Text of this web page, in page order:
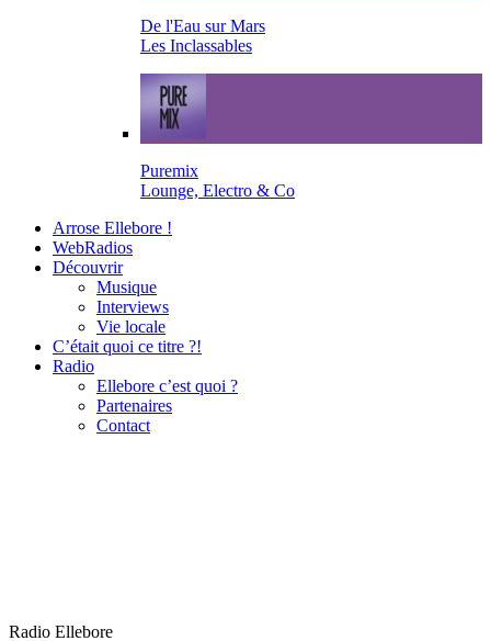
De l'Eau sur Mars
Les Inclassables
Puremix
Lounge, Electro & Co
Arrose Ellebore !
WebRadios
Découvrir
Musique
Interviews
Vie locale
C’était quoi ce titre ?!
Radio
Ellebore c’est quoi ?
Partenaires
Contact
Radio Ellebore